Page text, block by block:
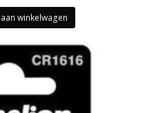
winkelwagen